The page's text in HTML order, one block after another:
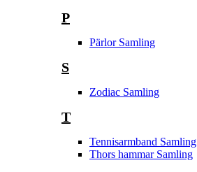
P
Pärlor Samling
S
Zodiac Samling
T
Tennisarmband Samling
Thors hammar Samling